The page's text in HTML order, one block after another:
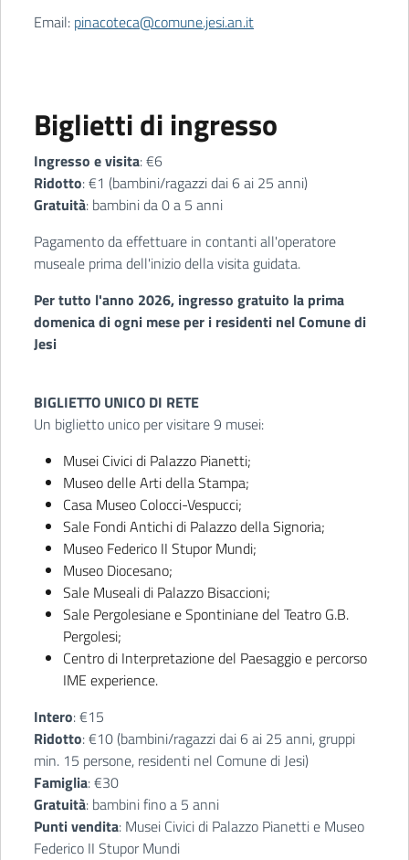
Email: pinacoteca@comune.jesi.an.it
Biglietti di ingresso
Ingresso e visita: €6
Ridotto: €1 (bambini/ragazzi dai 6 ai 25 anni)
Gratuità: bambini da 0 a 5 anni
Pagamento da effettuare in contanti all'operatore
museale prima dell'inizio della visita guidata.
Per tutto l'anno 2026, ingresso gratuito la prima
domenica di ogni mese per i residenti nel Comune di
Jesi
BIGLIETTO UNICO DI RETE
Un biglietto unico per visitare 9 musei:
Musei Civici di Palazzo Pianetti;
Museo delle Arti della Stampa;
Casa Museo Colocci-Vespucci;
Sale Fondi Antichi di Palazzo della Signoria;
Museo Federico II Stupor Mundi;
Museo Diocesano;
Sale Museali di Palazzo Bisaccioni;
Sale Pergolesiane e Spontiniane del Teatro G.B.
Pergolesi;
Centro di Interpretazione del Paesaggio e percorso
IME experience.
Intero: €15
Ridotto: €10 (bambini/ragazzi dai 6 ai 25 anni, gruppi
min. 15 persone, residenti nel Comune di Jesi)
Famiglia: €30
Gratuità: bambini fino a 5 anni
Punti vendita: Musei Civici di Palazzo Pianetti e Museo
Federico II Stupor Mundi